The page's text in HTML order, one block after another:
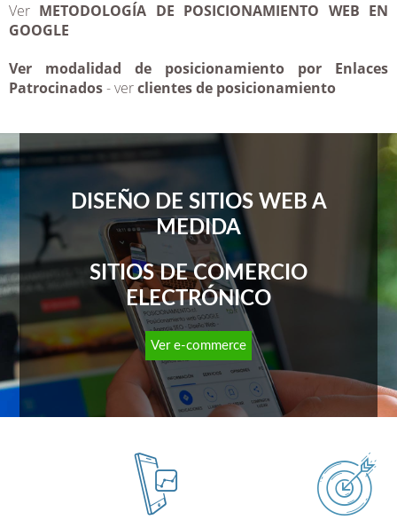
Ver METODOLOGÍA DE POSICIONAMIENTO WEB EN
GOOGLE
Ver modalidad de posicionamiento por
Enlaces
Patrocinados- verclientes de posicionamiento
DISEÑO DE SITIOS WEB A
MEDIDA
SITIOS DE COMERCIO
ELECTRÓNICO
Ver e-commerce